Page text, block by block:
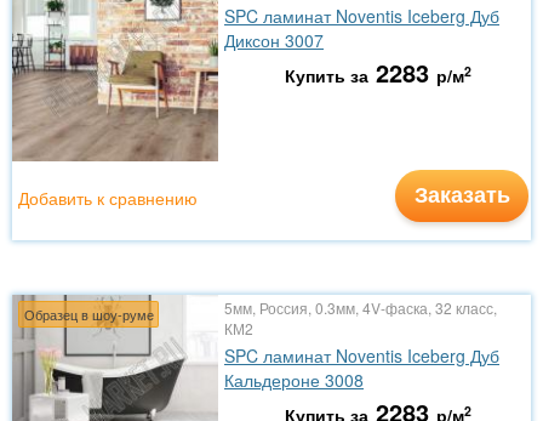
SPC ламинат Noventis Iceberg Дуб
Диксон 3007
Купить за 2283 р/м2
Заказать
Добавить к сравнению
Образец в шоу-руме
5мм, Россия, 0.3мм, 4V-фаска, 32 класс,
КМ2
SPC ламинат Noventis Iceberg Дуб
Кальдероне 3008
Купить за 2283 р/м2